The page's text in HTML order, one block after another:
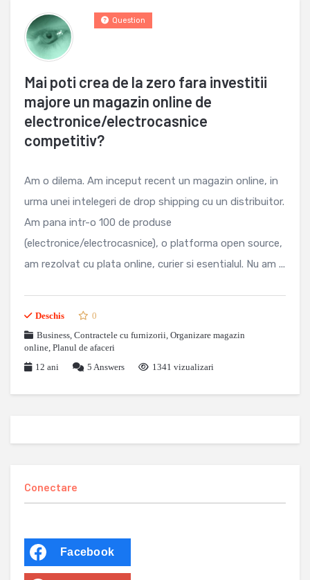
Mai poti crea de la zero fara investitii
majore un magazin online de
electronice/electrocasnice
competitiv?
Question
Am o dilema. Am inceput recent un magazin online, in
urma unei intelegeri de drop shipping cu un distribuitor.
Am pana intr-o 100 de produse
(electronice/electrocasnice), o platforma open source,
am rezolvat cu plata online, curier si esentialul. Nu am ...
Deschis
0
Business, Contractele cu furnizorii, Organizare magazin
online, Planul de afaceri
12 ani
5 Answers 1341 vizualizari
Conectare
Facebook